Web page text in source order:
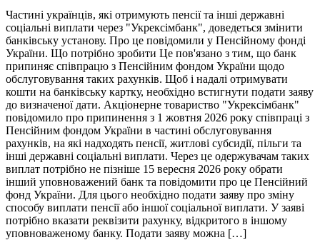
Частині українців, які отримують пенсії та інші державні
соціальні виплати через "Укрексімбанк", доведеться змінити
банківську установу. Про це повідомили у Пенсійному фонді
України. Що потрібно зробити Це пов'язано з тим, що банк
припиняє співпрацю з Пенсійним фондом України щодо
обслуговування таких рахунків. Щоб і надалі отримувати
кошти на банківську картку, необхідно встигнути подати заяву
до визначеної дати. Акціонерне товариство "Укрексімбанк"
повідомило про припинення з 1 жовтня 2026 року співпраці з
Пенсійним фондом України в частині обслуговування
рахунків, на які надходять пенсії, житлові субсидії, пільги та
інші державні соціальні виплати. Через це одержувачам таких
виплат потрібно не пізніше 15 вересня 2026 року обрати
інший уповноважений банк та повідомити про це Пенсійний
фонд України. Для цього необхідно подати заяву про зміну
способу виплати пенсії або іншої соціальної виплати. У заяві
потрібно вказати реквізити рахунку, відкритого в іншому
уповноваженому банку. Подати заяву можна […]